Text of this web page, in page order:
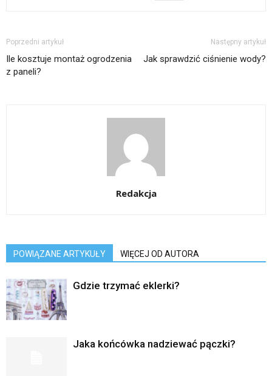
Poprzedni artykuł
Ile kosztuje montaż ogrodzenia
z paneli?
Następny artykuł
Jak sprawdzić ciśnienie wody?
Redakcja
POWIĄZANE ARTYKUŁY WIĘCEJ OD AUTORA
Gdzie trzymać eklerki?
Jaka końcówka nadziewać pączki?